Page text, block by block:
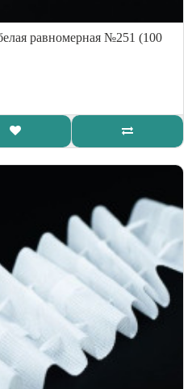
равномерная №251 (100